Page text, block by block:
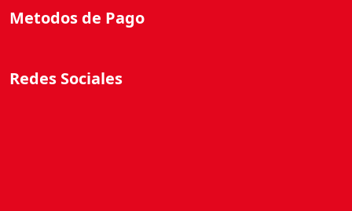
Metodos de Pago
Redes Sociales